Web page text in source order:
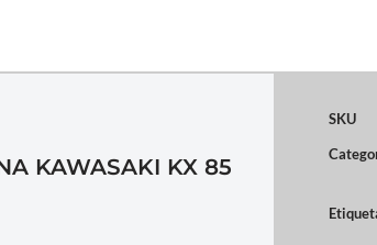
KAWASAKI KX 85
SKU